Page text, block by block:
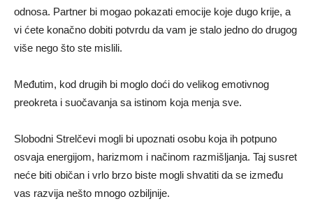
odnosa. Partner bi mogao pokazati emocije koje dugo krije, a
vi ćete konačno dobiti potvrdu da vam je stalo jedno do drugog
više nego što ste mislili.
Međutim, kod drugih bi moglo doći do velikog emotivnog
preokreta i suočavanja sa istinom koja menja sve.
Slobodni Strelčevi mogli bi upoznati osobu koja ih potpuno
osvaja energijom, harizmom i načinom razmišljanja. Taj susret
neće biti običan i vrlo brzo biste mogli shvatiti da se između
vas razvija nešto mnogo ozbiljnije.